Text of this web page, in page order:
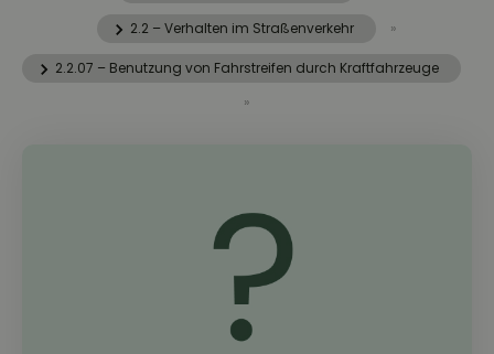
2.2 – Verhalten im Straßenverkehr »
2.2.07 – Benutzung von Fahrstreifen durch Kraftfahrzeuge
»